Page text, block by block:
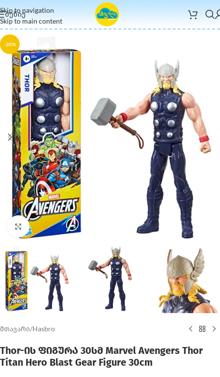
Skip to navigation
Skip to main content
ᲛᲔᲜᲘᲣ
-20%
Click to enlarge
მთავარი/Hasbro
Thor-ის ფიგურა 30სმ Marvel Avengers Thor
Titan Hero Blast Gear Figure 30cm